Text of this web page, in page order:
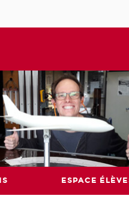
ESPACE